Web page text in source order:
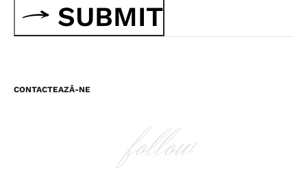
SUBMIT
CONTACTEAZĂ-NE
follow